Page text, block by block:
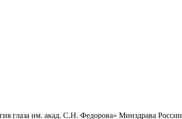
им. акад. С.Н. Федорова» Минздрава России